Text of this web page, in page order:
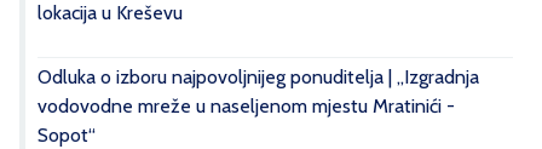
lokacija u Kreševu
Odluka o izboru najpovoljnijeg ponuditelja | „Izgradnja
vodovodne mreže u naseljenom mjestu Mratinići -
Sopot“